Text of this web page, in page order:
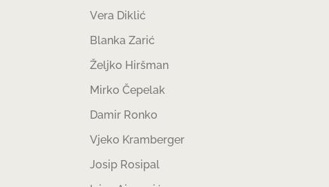
Vera Diklić
Blanka Zarić
Željko Hiršman
Mirko Čepelak
Damir Ronko
Vjeko Kramberger
Josip Rosipal